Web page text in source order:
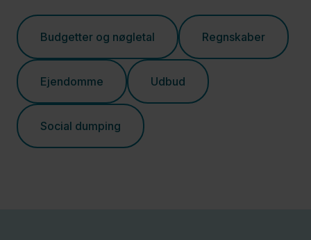
Budgetter og nøgletal Regnskaber
Ejendomme Udbud
Social dumping